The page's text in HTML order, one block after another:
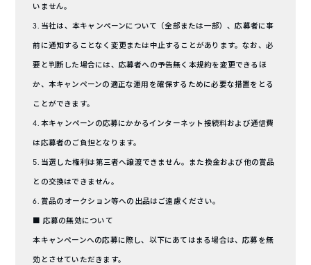
いません。
3. 当社は、本キャンペーンについて（全部または一部）、応募者に事
前に通知することなく変更または中止することがあります。なお、必
要と判断した場合には、応募者への予告無く本規約を変更できるほ
か、本キャンペーンの適正な運用を確保するために必要な措置をとる
ことができます。
4. 本キャンペーンの応募にかかるインターネット接続料および通信費
は応募者のご負担となります。
5. 当選した権利は第三者へ譲渡できません。また換金および他の賞品
との交換はできません。
6. 賞品のオークション等への出品はご遠慮ください。
■ 応募の無効について
本キャンペーンへの応募に際し、以下にあてはまる場合は、応募を無
効とさせていただきます。